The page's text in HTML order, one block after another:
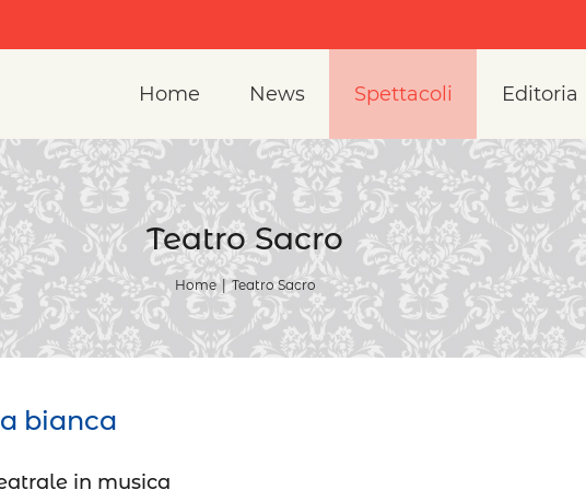
Home News Spettacoli Editoria
Teatro Sacro
Home | Teatro Sacro
bianca
in musica